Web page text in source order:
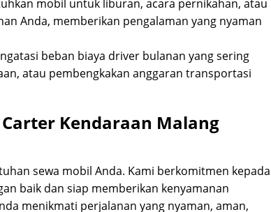
mobil untuk liburan, acara pernikahan, atau
Anda, memberikan pengalaman yang nyaman
beban biaya driver bulanan yang sering
atau pembengkakan anggaran transportasi
Kendaraan Malang
sewa mobil Anda. Kami berkomitmen kepada
baik dan siap memberikan kenyamanan
menikmati perjalanan yang nyaman, aman,